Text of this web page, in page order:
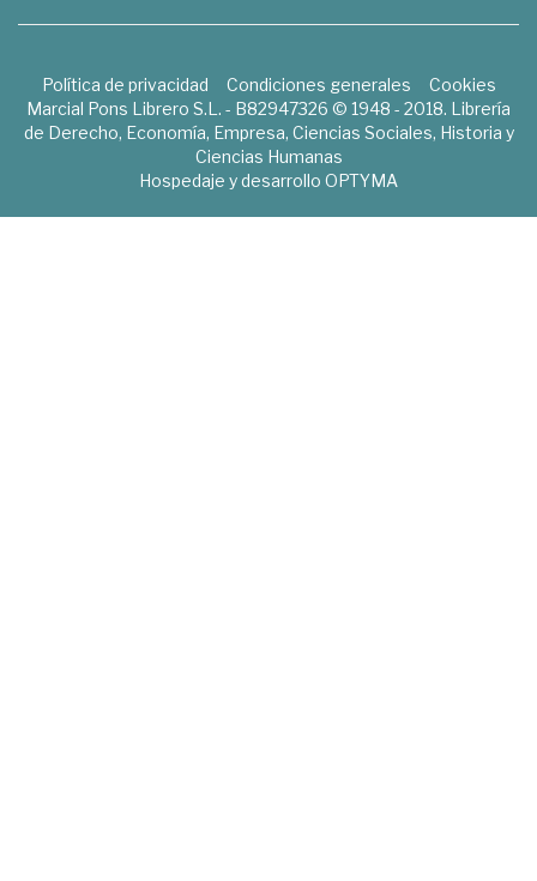
Política de privacidad Condiciones generales
Cookies
Marcial Pons Librero S.L. - B82947326 © 1948 - 2018. Librería
de Derecho, Economía, Empresa, Ciencias Sociales, Historia y
Ciencias Humanas
Hospedaje y desarrollo OPTYMA